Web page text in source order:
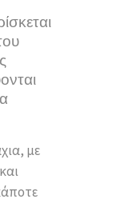
με